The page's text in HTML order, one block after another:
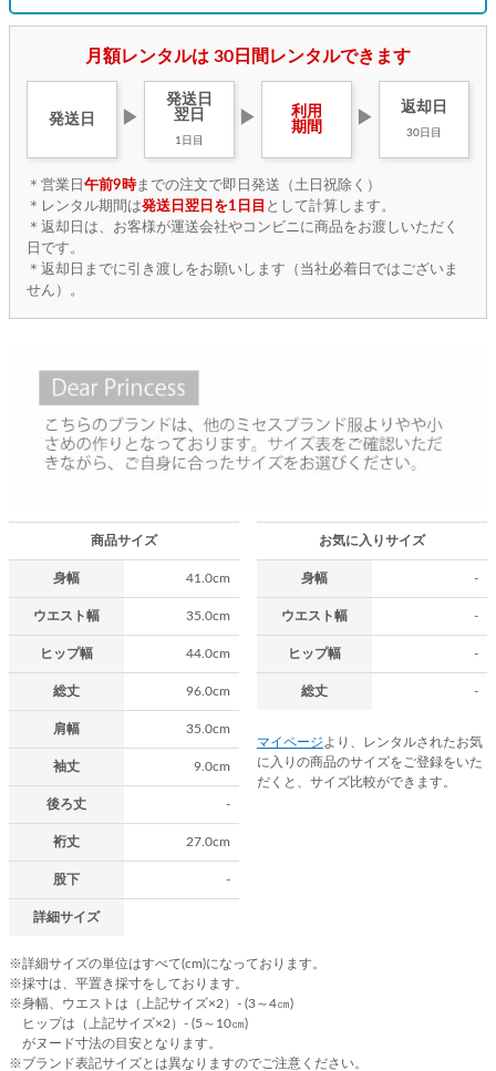
月額レンタルは 30日間レンタルできます
発送日 ▶
発送日
翌日
1日目
▶
利用
期間
▶
返却日
30日目
＊営業日 午前9時までの注文で即日発送（土日祝除く）
＊レンタル期間は発送日翌日を1日目 として計算します。
＊返却日は、お客様が運送会社やコンビニに商品をお渡しいただく
日です。
＊返却日までに引き渡しをお願いします（当社必着日ではございま
せん）。
商品サイズ
身幅 41.0cm
ウエスト幅 35.0cm
ヒップ幅 44.0cm
総丈 96.0cm
肩幅 35.0cm
袖丈 9.0cm
後ろ丈 -
裄丈 27.0cm
股下 -
詳細サイズ
お気に入りサイズ
身幅 -
ウエスト幅 -
ヒップ幅 -
総丈 -
マイページ より、レンタルされたお気
に入りの商品のサイズをご登録をいた
だくと、サイズ比較ができます。
※詳細サイズの単位はすべて(cm)になっております。
※採寸は、平置き採寸をしております。
※身幅、ウエストは（上記サイズ×2）- (3～4㎝)
ヒップは（上記サイズ×2）- (5～10㎝)
がヌード寸法の目安となります。
※ブランド表記サイズとは異なりますのでご注意ください。